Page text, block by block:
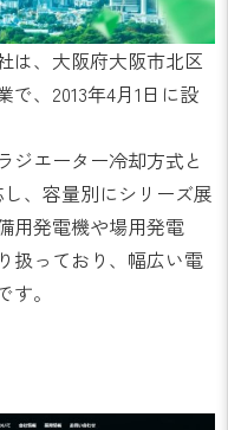
は、大阪府大阪市北区
、2013年4月1日に設
ジエーター冷却方式と
、容量別にシリーズ展
用発電機や場用発電
扱っており、幅広い電
。